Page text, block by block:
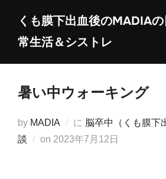
くも膜下出血後のMADIAの
常生活＆シストレ
暑い中ウォーキング
by MADIA に 脳卒中（くも膜下
談
on 投
2023年7月12日